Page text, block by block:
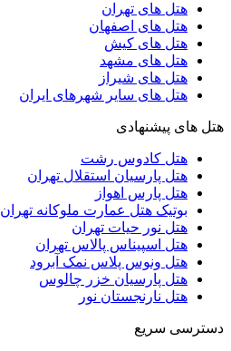
هتل های تهران
هتل های اصفهان
هتل های کیش
هتل های مشهد
هتل های شیراز
هتل های سایر شهرهای ایران
هتل های پیشنهادی
هتل کادوس رشت
هتل پارسیان استقلال تهران
هتل پارس اهواز
بوتیک هتل عمارت ملوکانه تهران
هتل نور حیات تهران
هتل اسپیناس پالاس تهران
هتل ونوس پلاس نمک آبرود
هتل پارسیان خزر چالوس
هتل نارنجستان نور
دسترسی سریع